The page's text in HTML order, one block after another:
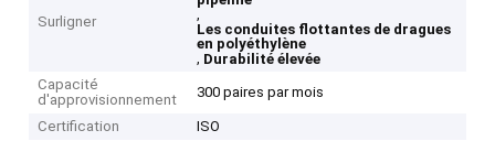
Surligner
,
Les conduites flottantes de dragues
en polyéthylène
, Durabilité élevée
Capacité
d'approvisionnement
300 paires par mois
Certification
ISO